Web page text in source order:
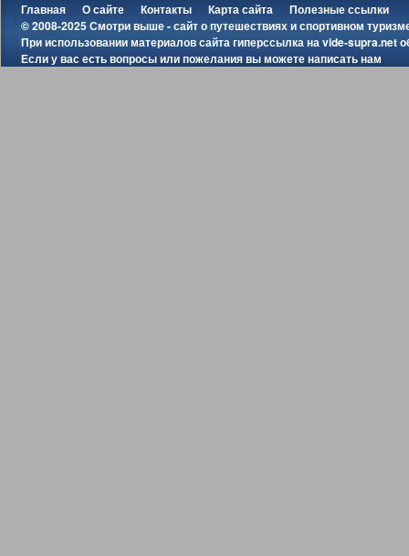
Главная О сайте Контакты Карта сайта
Полезные ссылки
© 2008-2025 Смотри выше - сайт о путешествиях и спортивном
При использовании материалов сайта гиперссылка наvide-supra.net
Если у вас есть вопросы или пожелания вы можетенаписать нам